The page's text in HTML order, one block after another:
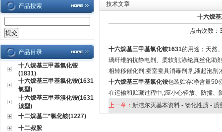
产品搜索
产品目录
十八烷基三甲基氯化铵
(1831)
十六烷基三甲基氯化铵(1631
氯型)
十六烷基三甲基溴化铵(1631
溴型)
十二烷基二*氯化铵(1227)
十二叔胺
技术文章
十六烷
点击次数：
十六烷基三甲基氯化铵1631的用途；天然
璃纤维的抗静电剂、柔软剂;涤纶真丝化助
相转移催化剂;蚕室蚕具消毒剂;乳液起泡剂
十六烷基三甲基氯化铵包装贮存:净含量50
在运输和贮藏过程中,;应小心轻放、防撞
上一章： 新洁尔灭基本资料 - 物化性质 - 质